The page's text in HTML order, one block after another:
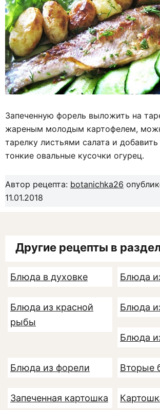
Запеченную форель выложить на
жареным молодым картофелем,
тарелку листьями салата и
тонкие овальные кусочки огурец.
Автор рецепта: botanichka26
11.01.2018
Другие рецепты в
Блюда в духовке Блюда
Блюда из красной
рыбы
Блюда
Блюда
Блюда из форели Вторые
Запеченная картошка